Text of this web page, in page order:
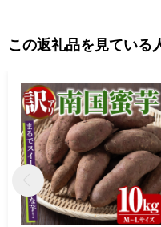
生鹿が棲む海水浴場として
いとは，阿久根の方言で，
「魅(み)どころ・美(み)どこ
意味します。
この返礼品を見ている